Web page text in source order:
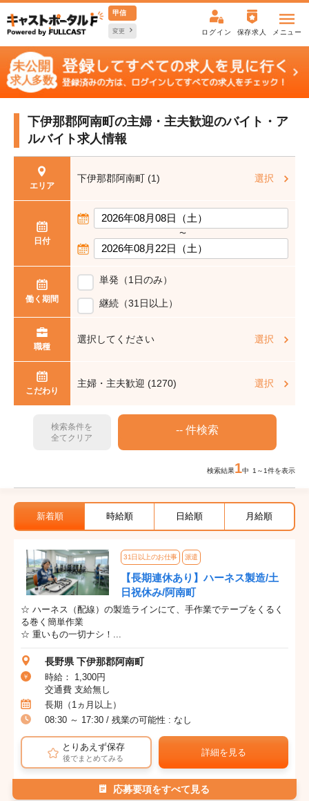
甲信
変更 ログイン 保存求人 メニュー
下伊那郡阿南町の主婦・主夫歓迎のバイト・ア
ルバイト求人情報
エリア
下伊那郡阿南町 (1) 選択
日付
〜
働く期間
単発（1日のみ）
継続（31日以上）
職種
選択してください 選択
こだわり
主婦・主夫歓迎 (1270) 選択
検索条件を
全てクリア
検索結果1中 1～1件を表示
新着順 時給順 日給順 月給順
31日以上のお仕事 派遣
【長期連休あり】ハーネス製造/土
日祝休み/阿南町
☆ ハーネス（配線）の製造ラインにて、手作業でテープをくるく
る巻く簡単作業
☆ 重いもの一切ナシ！...
長野県 下伊那郡阿南町
時給： 1,300円
交通費 支給無し
長期（1ヵ月以上）
08:30 ～ 17:30 / 残業の可能性 : なし
とりあえず保存
後でまとめてみる
詳細を見る
応募要項をすべて見る